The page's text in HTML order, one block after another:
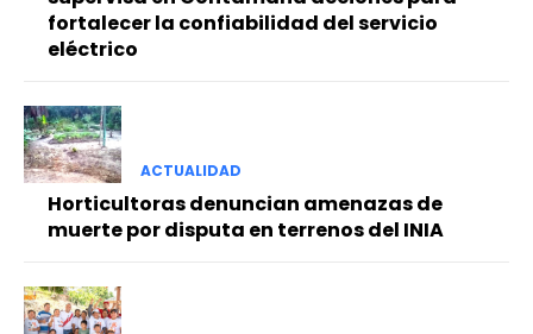
fortalecer la confiabilidad del servicio
eléctrico
ACTUALIDAD
Horticultoras denuncian amenazas de
muerte por disputa en terrenos del INIA